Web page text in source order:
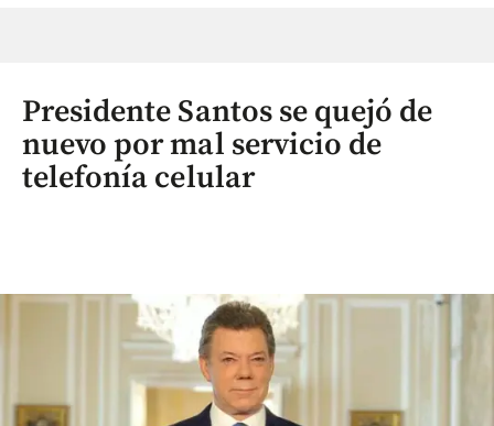
Presidente Santos se quejó de
nuevo por mal servicio de
telefonía celular